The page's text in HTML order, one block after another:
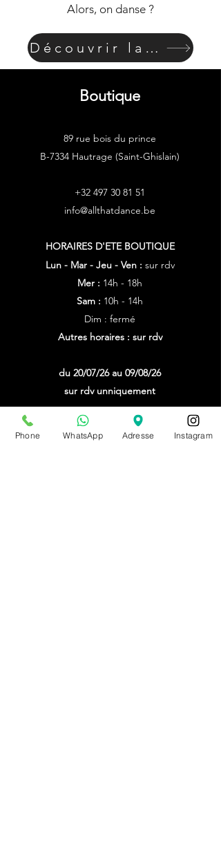
Alors, on danse ?
Découvrir la boutique
Boutique
89 rue bois du prince
B-7334 Hautrage (Saint-Ghislain)
+32 497 30 81 51
info@allthatdance.be
HORAIRES D'ETE BOUTIQUE
Lun - Mar - Jeu - Ven : sur rdv
Mer : 14h - 18h
Sam : 10h - 14h
Dim : fermé
Autres horaires : sur rdv
du 20/07/26 au 09/08/26
sur rdv unniquement
PRENDRE RDV
Phone WhatsApp Adresse Instagram